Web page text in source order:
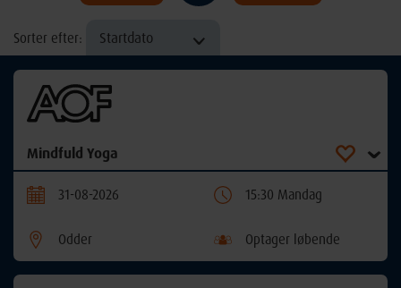
Sorter efter: Startdato
Mindfuld Yoga
31-08-2026 15:30 Mandag
Odder Optager løbende